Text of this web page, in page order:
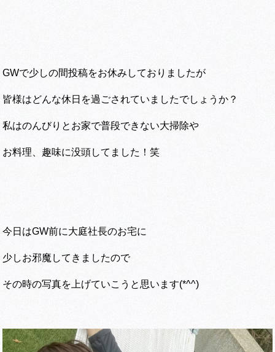
GWで少しの間投稿をお休みしておりましたが
皆様はどんな休日を過ごされていましたでしょうか？
私はのんびりとお家で普段できない大掃除や
お料理、趣味に没頭してました！笑
今日はGW前に大庭社長のお宅に
少しお邪魔してきましたので
その時の写真を上げていこうと思います(*^^)